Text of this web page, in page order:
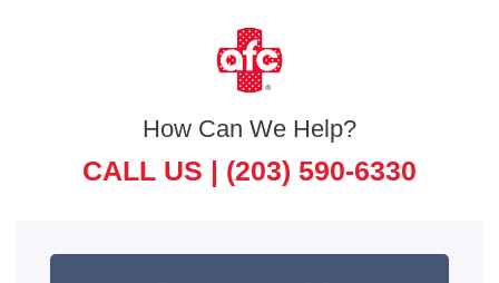
How Can We Help?
CALL US | (203) 590-6330